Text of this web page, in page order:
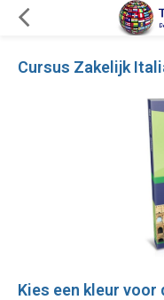
Cursus Zakelijk
Kies een kleur voor